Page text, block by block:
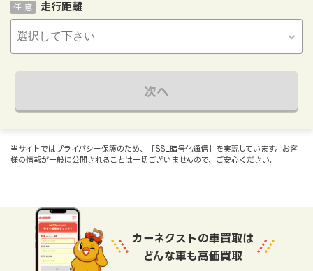
走行距離
任 意
次へ
当サイトではプライバシー保護のため、「SSL暗号化通信」を実現しています。お客
様の情報が一般に公開されることは一切ございませんので、ご安心ください。
カーネクストの車買取は
どんな車も高価買取